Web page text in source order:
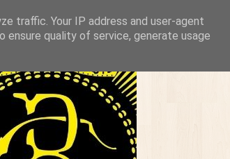
traffic. Your IP address and user-agent
ensure quality of service, generate usage